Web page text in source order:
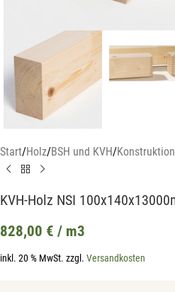
Start/Holz/BSH und KVH/
KVH-Holz NSI
828,00 € / m3
inkl. 20 % MwSt. zzgl. Versandkosten